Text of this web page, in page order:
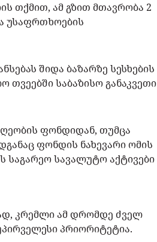
თქმით, ამ გზით მთავრობა 2
უსაფრთხოების
შიდა ბაზარზე სესხების
საბაზისო განაკვეთი
ფონდიდან, თუმცა
ფონდის ნახევარი ომის
საგარეო სავალუტო აქტივები
კრემლი ამ დრომდე ძველ
პრიორიტეტია.